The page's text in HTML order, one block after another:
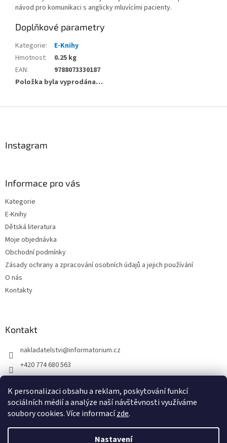
K personalizaci obsahu a reklam, poskytování funkcí
sociálních médií a analýze naší návštěvnosti využíváme
soubory cookies. Více informacízde.
Nastavení
návod pro komunikaci s anglicky mluvícími pacienty.
Doplňkové parametry
Kategorie:
E-Knihy
Hmotnost:
0.25 kg
EAN:
9788073330187
Položka byla vyprodána…
Instagram
Informace pro vás
Kategorie
E-Knihy
Dětská literatura
Moje objednávka
Obchodní podmínky
Zásady ochrany a zpracování osobních údajů a jejich používání
O nás
Kontakty
Kontakt
nakladatelstvi@informatorium.cz
+420 774 680 563
informatorium/